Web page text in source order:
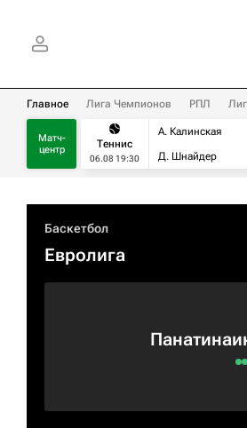
Главное Лига Чемпионов РПЛ
Матч-
центр
Теннис
06.08 19:30
А. Калинская
Д. Шнайдер
Баскетбол
Евролига